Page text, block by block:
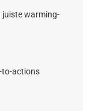
juiste warming-
to-actions